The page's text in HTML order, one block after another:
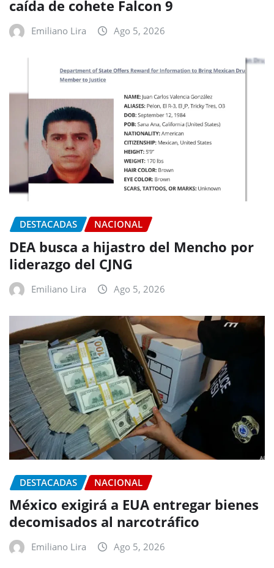
caída de cohete Falcon 9
Emiliano Lira Ago 5, 2026
DESTACADAS NACIONAL
DEA busca a hijastro del Mencho por
liderazgo del CJNG
Emiliano Lira Ago 5, 2026
DESTACADAS NACIONAL
México exigirá a EUA entregar bienes
decomisados al narcotráfico
Emiliano Lira Ago 5, 2026